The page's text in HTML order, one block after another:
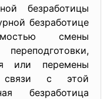
безработицы
безработице
смены
или перемены
связи с этой
безработица